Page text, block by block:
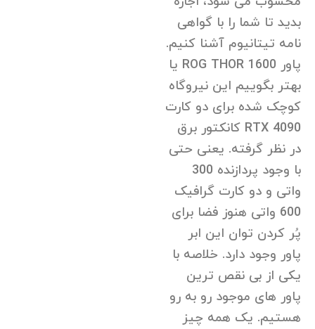
بدید تا شما را با گواهی
نامه تیتانیوم آشنا کنیم.
پاور ROG THOR 1600 یا
بهتر بگوییم این نیروگاه
کوچک شده برای دو کارت
RTX 4090 کانکتور برق
در نظر گرفته. یعنی حتی
با وجود پردازنده 300
واتی و دو کارت گرافیک
600 واتی هنوز فضا برای
پُر کردن توان این ابر
پاور وجود دارد. خلاصه با
یکی از بی نقص ترین
پاور های موجود رو به رو
هستیم. یک همه چیز